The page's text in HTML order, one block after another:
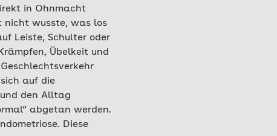
in Ohnmacht
wusste, was los
Leiste, Schulter oder
Übelkeit und
auf die
den Alltag
abgetan werden.
Diese